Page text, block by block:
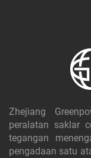
Zhejiang
peralatan saklar
tegangan
pengadaan satu